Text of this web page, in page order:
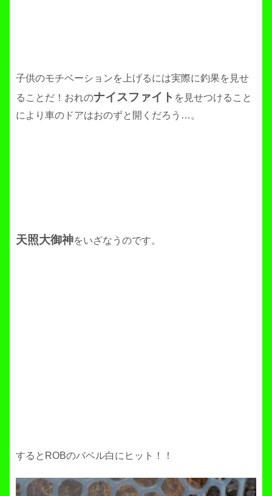
子供のモチベーションを上げるには実際に釣果を見せ
ることだ！おれのナイスファイト を見せつけること
により車のドアはおのずと開くだろう…。
天照大御神をいざなうのです。
するとROBのバベル白にヒット！！